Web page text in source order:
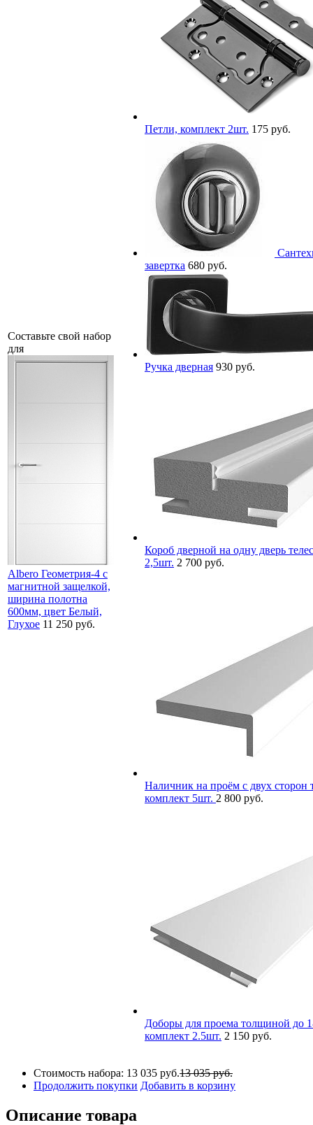
Составьте свой набор
для
Albero Геометрия-4 с
магнитной защелкой,
ширина полотна
600мм, цвет Белый,
Глухое 11 250 руб.
Петли, комплект 2шт. 175 руб.
завертка 680 руб.
Ручка дверная 930 руб.
Короб дверной на одну дверь
2,5шт. 2 700 руб.
Наличник на проём с двух сторон
комплект 5шт. 2 800 руб.
Доборы для проема толщиной до
комплект 2.5шт. 2 150 руб.
Стоимость набора: 13 035 руб.13 035 руб.
Продолжить покупки Добавить в корзину
Описание товара